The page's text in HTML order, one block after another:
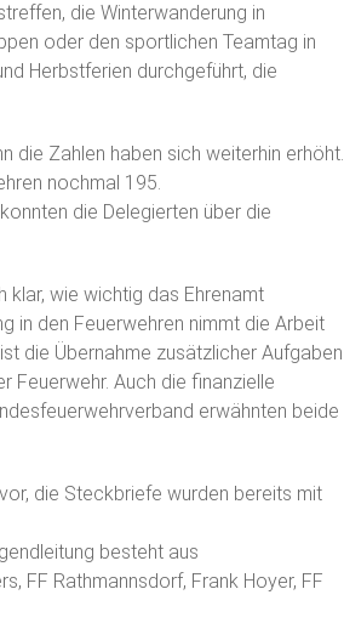
die Winterwanderung in
oder den sportlichen Teamtag in
Herbstferien durchgeführt, die
die Zahlen haben sich weiterhin erhöht.
nochmal 195.
die Delegierten über die
klar, wie wichtig das Ehrenamt
in den Feuerwehren nimmt die Arbeit
die Übernahme zusätzlicher Aufgaben
Feuerwehr. Auch die finanzielle
erwähnten beide
die Steckbriefe wurden bereits mit
besteht aus
FF Rathmannsdorf, Frank Hoyer, FF